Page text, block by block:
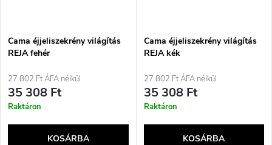
Cama éjjeliszekrény világítás
REJA fehér
27 802 Ft ÁFA nélkül
35 308 Ft
Raktáron
KOSÁRBA
Cama éjjeliszekrény világítás
REJA kék
27 802 Ft ÁFA nélkül
35 308 Ft
Raktáron
KOSÁRBA